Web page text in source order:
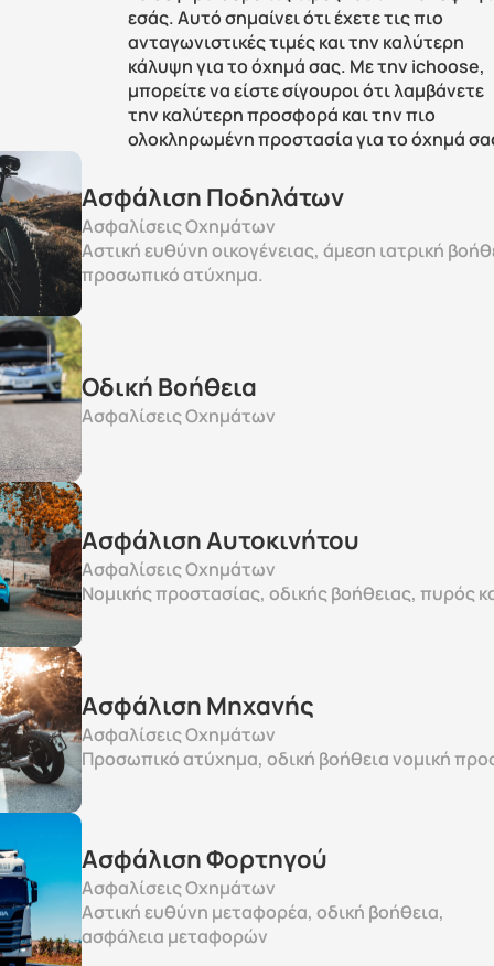
εσάς. Αυτό σημαίνει ότι έχετε τις πιο
ανταγωνιστικές τιμές και την καλύτερη
κάλυψη για το όχημά σας. Με την ichoose,
μπορείτε να είστε σίγουροι ότι λαμβάνετε
την καλύτερη προσφορά και την πιο
ολοκληρωμένη προστασία για το όχημά
Ασφάλιση Ποδηλάτων
Ασφαλίσεις Οχημάτων
Αστική ευθύνη οικογένειας, άμεση ιατρική
προσωπικό ατύχημα.
Οδική Βοήθεια
Ασφαλίσεις Οχημάτων
Ασφάλιση Αυτοκινήτου
Ασφαλίσεις Οχημάτων
Νομικής προστασίας, οδικής βοήθειας, πυρός
Ασφάλιση Μηχανής
Ασφαλίσεις Οχημάτων
Προσωπικό ατύχημα, οδική βοήθεια νομική
Ασφάλιση Φορτηγού
Ασφαλίσεις Οχημάτων
Αστική ευθύνη μεταφορέα, οδική βοήθεια,
ασφάλεια μεταφορών